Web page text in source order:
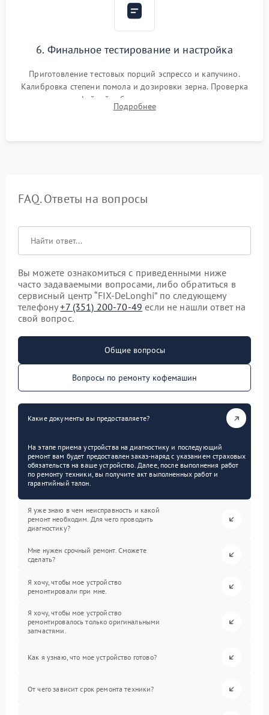
6. Финальное тестирование и настройка
Приготовление тестовых порций эспрессо и капучино.
Калибровка степени помола и дозировки зерна. Проверка
плотности кофейной таблетки, температуры напитка и
качества молочной пены. Контроль отсутствия посторонних
Подробнее
FAQ. Ответы на вопросы
Вы можете ознакомиться с приведенными ниже
часто задаваемыми вопросами, либо обратиться в
сервисный центр “FIX-DeLonghi” по следующему
телефону+7 (351) 200-70-49 если не нашли ответ на
свой вопрос.
Общие вопросы
Вопросы по ремонту кофемашин
Какие документы вы предоставляете?
На этапе приема устройства на диагностику и последующий
ремонт вам будет предоставлен заказ-наряд с указанием страховых
обязательств на ваше устройство. Далее, после выполнения работ
по ремонту техники, вы получите акт выполненных работ и
гарантийный талон.
Я уже знаю в чем неисправность и какой
ремонт необходим. Для чего проводить
диагностику?
Мне нужен срочный ремонт. Сможете
сделать?
Я хочу, чтобы мое устройство
ремонтировали при мне.
Я хочу, чтобы мое устройство
ремонтировалось только оригинальными
запчастями.
Как я узнаю, что мое устройство готово?
От чего зависит срок ремонта техники?